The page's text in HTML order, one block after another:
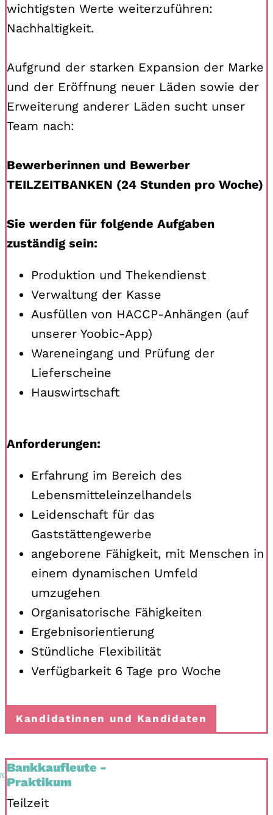
wichtigsten Werte weiterzuführen:
Nachhaltigkeit.
Aufgrund der starken Expansion der Marke
und der Eröffnung neuer Läden sowie der
Erweiterung anderer Läden sucht unser
Team nach:
Bewerberinnen und Bewerber
TEILZEITBANKEN (24 Stunden pro Woche)
Sie werden für folgende Aufgaben
zuständig sein:
Produktion und Thekendienst
Verwaltung der Kasse
Ausfüllen von HACCP-Anhängen (auf
unserer Yoobic-App)
Wareneingang und Prüfung der
Lieferscheine
Hauswirtschaft
Anforderungen:
Erfahrung im Bereich des
Lebensmitteleinzelhandels
Leidenschaft für das
Gaststättengewerbe
angeborene Fähigkeit, mit Menschen in
einem dynamischen Umfeld
umzugehen
Organisatorische Fähigkeiten
Ergebnisorientierung
Stündliche Flexibilität
Verfügbarkeit 6 Tage pro Woche
Kandidatinnen und Kandidaten
Bankkaufleute -
Praktikum
Teilzeit